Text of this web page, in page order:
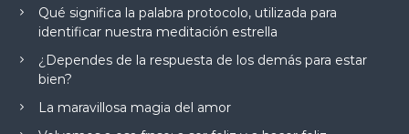
Qué significa la palabra protocolo, utilizada para
identificar nuestra meditación estrella
¿Dependes de la respuesta de los demás para estar
bien?
La maravillosa magia del amor